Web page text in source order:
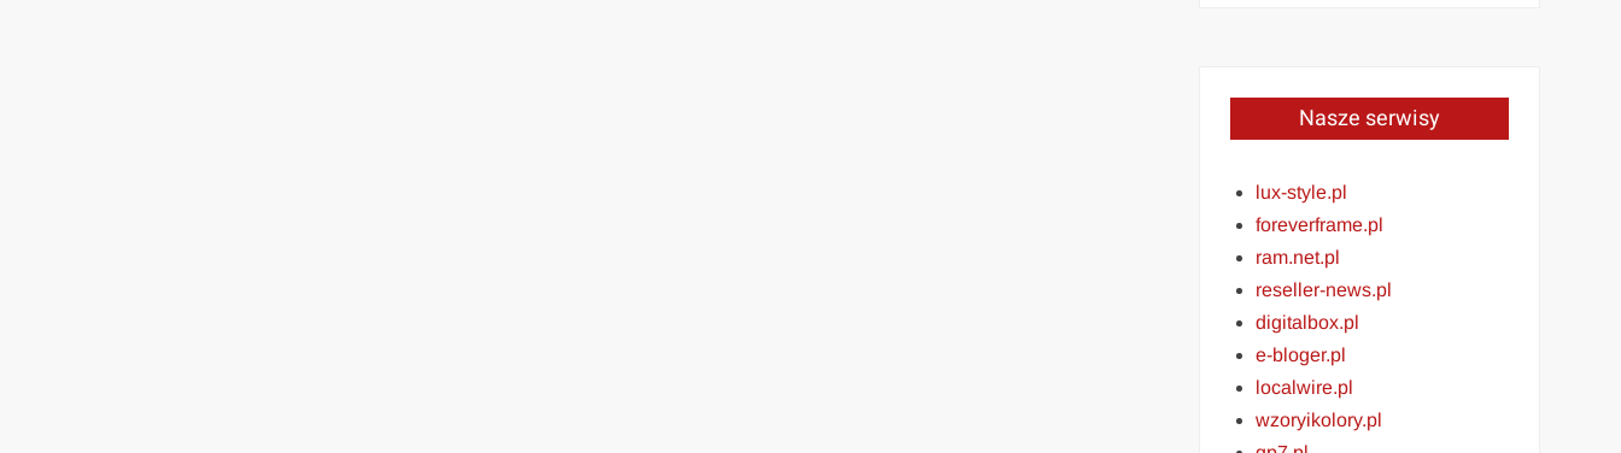
Nasze serwisy
lux-style.pl
foreverframe.pl
ram.net.pl
reseller-news.pl
digitalbox.pl
e-bloger.pl
localwire.pl
wzoryikolory.pl